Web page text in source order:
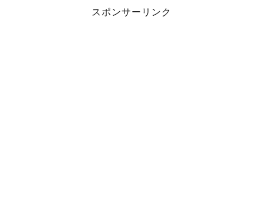
スポンサーリンク